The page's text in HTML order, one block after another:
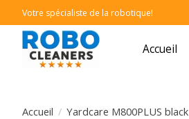
Votre spécialiste de la robotique!
Accueil
Accueil / Yardcare M800PLUS black